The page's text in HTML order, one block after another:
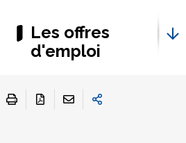
Les offres
d'emploi